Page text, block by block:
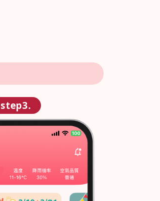
step3.